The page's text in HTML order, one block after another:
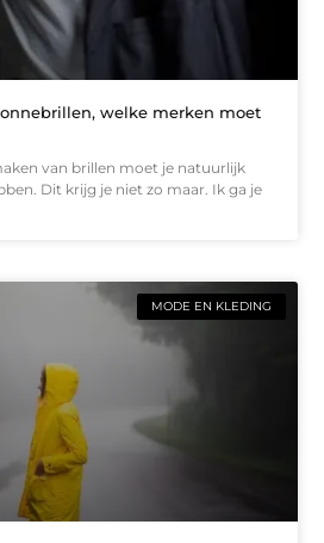
welke merken moet
van brillen moet je natuurlijk
Dit krijg je niet zo maar. Ik ga je
MODE EN KLEDING